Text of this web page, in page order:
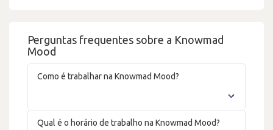
Perguntas frequentes sobre a Knowmad
Mood
Como é trabalhar na Knowmad Mood?
Qual é o horário de trabalho na Knowmad Mood?